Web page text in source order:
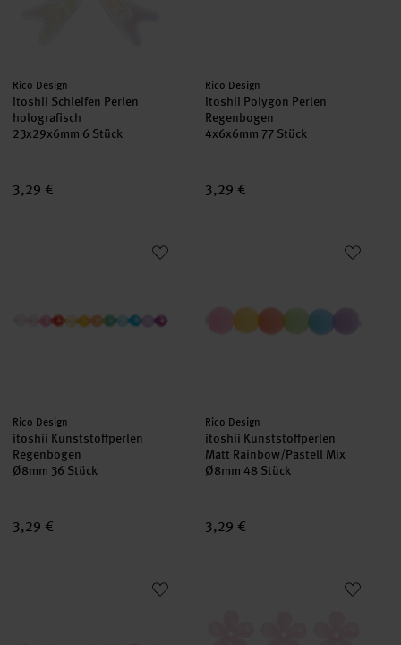
Hersteller:
Rico Design
itoshii Schleifen Perlen
holografisch
23x29x6mm 6 Stück
3,29 €
Hersteller:
Rico Design
itoshii Polygon Perlen
Regenbogen
4x6x6mm 77 Stück
3,29 €
itoshii Kunststoffperlen Regenbogen
Hersteller:
Rico Design
itoshii Kunststoffperlen
Regenbogen
Ø8mm 36 Stück
3,29 €
itoshii Kunststoffperlen Matt
Hersteller:
Rico Design
itoshii Kunststoffperlen
Matt Rainbow/Pastell Mix
Ø8mm 48 Stück
3,29 €
itoshii Kunststoffperlen Matt Rainbow/Pastell Mix
itoshii Kirschblütenperlen Rosa